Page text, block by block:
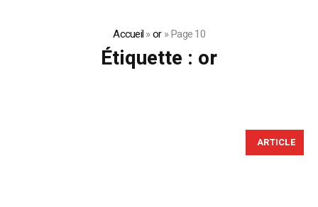
Accueil»or»Page 10
Étiquette : or
ARTICLE